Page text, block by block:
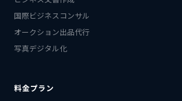
国際ビジネスコンサル
オークション出品代行
写真デジタル化
料金プラン